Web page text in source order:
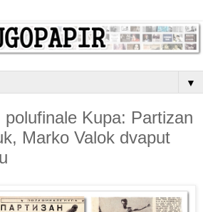
▼
Kupa: Partizan
Marko Valok dvaput